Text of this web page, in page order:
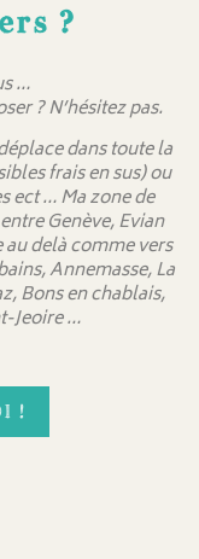
?
…
? N’hésitez pas.
dans toute la
frais en sus) ou
ect … Ma zone de
Genève, Evian
au delà comme vers
Annemasse, La
Bons en chablais,
Jeoire …
!